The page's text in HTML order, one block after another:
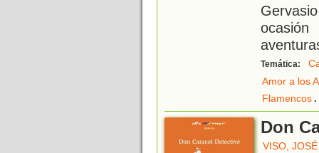
Temática:
Amor a los
Flamencos.
Don
VISO,